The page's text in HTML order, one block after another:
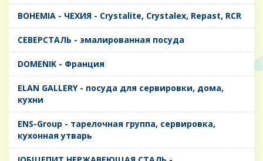
BOHEMIA - ЧЕХИЯ - Crystalite, Crystalex, Repast, RCR
CЕВЕРСТАЛЬ - эмалированная посуда
DOMENIK - Франция
ELAN GALLERY - посуда для сервировки, дома,
кухни
ENS-Group - тарелочная группа, сервировка,
кухонная утварь